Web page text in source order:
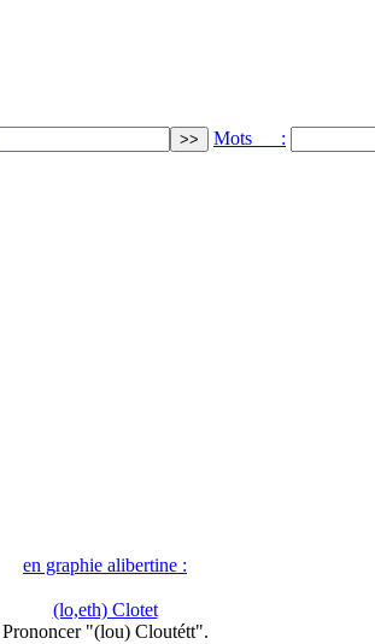
Mots :
en graphie alibertine :
(lo,eth) Clotet
Prononcer "(lou) Cloutétt".